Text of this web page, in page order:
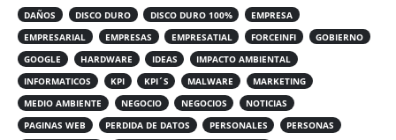
DAÑOS
DISCO DURO DISCO DURO 100%
EMPRESA
EMPRESARIAL
EMPRESAS EMPRESATIAL FORCEINFI
GOBIERNO
GOOGLE
HARDWARE IDEAS
IMPACTO AMBIENTAL
INFORMATICOS
KPI KPI´S MALWARE
MARKETING
MEDIO AMBIENTE
NEGOCIO NEGOCIOS
NOTICIAS
PAGINAS WEB
PERDIDA DE DATOS PERSONALES
PERSONAS